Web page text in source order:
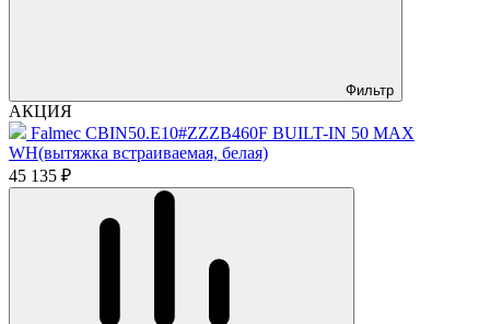
Фильтр
АКЦИЯ
Falmec CBIN50.E10#ZZZB460F BUILT-IN 50 MAX
WH(вытяжка встраиваемая, белая)
45 135 ₽